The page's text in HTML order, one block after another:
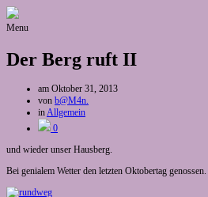
Menu
Der Berg ruft II
am Oktober 31, 2013
von b@M4n.
in Allgemein
0
und wieder unser Hausberg.
Bei genialem Wetter den letzten Oktobertag genossen.